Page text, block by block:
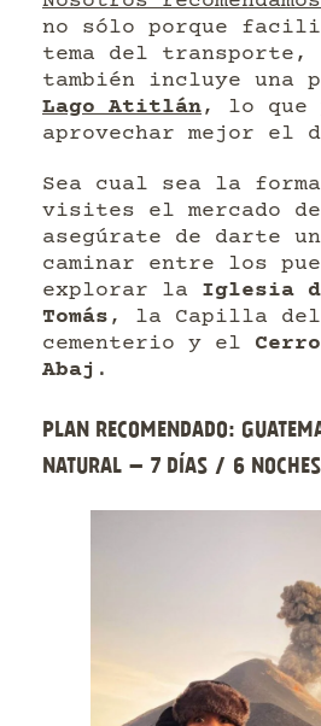
no sólo porque
tema del transporte,
también incluye una
Lago Atitlán, lo que
aprovechar mejor el
Sea cual sea la
visites el mercado
asegúrate de darte
caminar entre los
explorar la Iglesia
Tomás , la Capilla
cementerio y el
Abaj .
Plan recomendado:
natural — 7 días / 6 noches